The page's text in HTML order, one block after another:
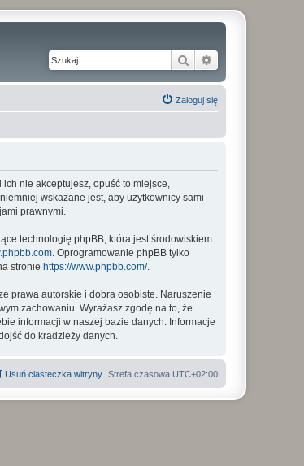
Szukaj
Zaloguj się
ich nie akceptujesz, opuść to miejsce,
wskazane jest, aby użytkownicy sami
prawnymi.
technologię phpBB, która jest środowiskiem
. Oprogramowanie phpBB tylko
stronie https://www.phpbb.com/.
prawa autorskie i dobra osobiste. Naruszenie
zachowaniu. Wyrażasz zgodę na to, że
informacji w naszej bazie danych. Informacje
do kradzieży danych.
Strefa czasowa UTC+02:00
Usuń ciasteczka witryny